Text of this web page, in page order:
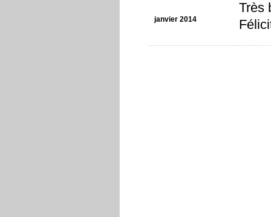
janvier 2014
Très